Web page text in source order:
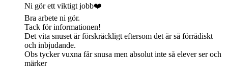
Ni gör ett viktigt jobb❤️
Bra arbete ni gör.
Tack för informationen!
Det vita snuset är förskräckligt eftersom det är så förrädiskt
och inbjudande.
Obs tycker vuxna får snusa men absolut inte så elever ser och
märker